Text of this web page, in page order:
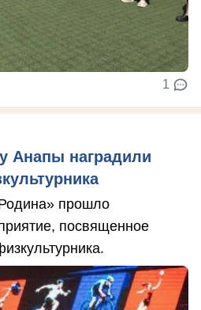
1
Анапы наградили
прошло
посвященное